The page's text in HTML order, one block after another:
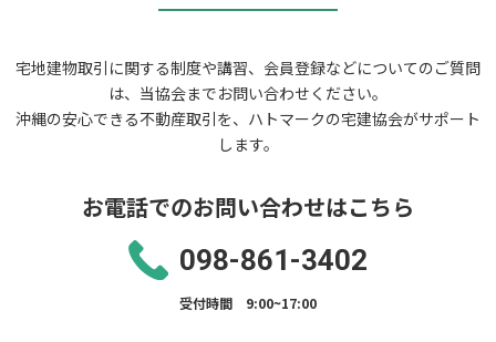
宅地建物取引に関する制度や講習、会員登録などについてのご質問
は、当協会までお問い合わせください。
沖縄の安心できる不動産取引を、ハトマークの宅建協会がサポート
します。
お電話でのお問い合わせはこちら
098-861-3402
受付時間 9:00~17:00